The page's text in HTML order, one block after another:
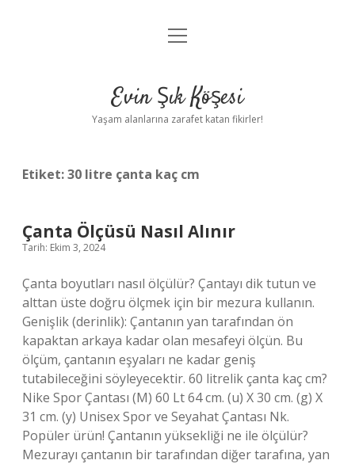
Anasayfa
Yasal Uyarı
menüyü
Evin Şık Köşesi
Yaşam alanlarına zarafet katan fikirler!
Etiket:30 litre çanta kaç cm
Çanta Ölçüsü Nasıl Alınır
Tarih: Ekim 3, 2024
Çanta boyutları nasıl ölçülür? Çantayı dik tutun ve
alttan üste doğru ölçmek için bir mezura kullanın.
Genişlik (derinlik): Çantanın yan tarafından ön
kapaktan arkaya kadar olan mesafeyi ölçün. Bu
ölçüm, çantanın eşyaları ne kadar geniş
tutabileceğini söyleyecektir. 60 litrelik çanta kaç cm?
Nike Spor Çantası (M) 60 Lt 64 cm. (u) X 30 cm. (g) X
31 cm. (y) Unisex Spor ve Seyahat Çantası Nk.
Popüler ürün! Çantanın yüksekliği ne ile ölçülür?
Mezurayı çantanın bir tarafından diğer tarafına, yan